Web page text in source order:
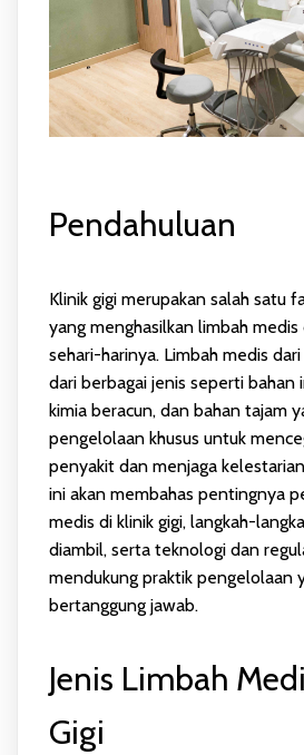
Pendahuluan
Klinik gigi merupakan salah satu
yang menghasilkan limbah
sehari-harinya. Limbah medis
dari berbagai jenis seperti bahan
kimia beracun, dan bahan tajam
pengelolaan khusus untuk
penyakit dan menjaga
ini akan membahas pentingnya
medis di klinik gigi, langkah-
diambil, serta teknologi dan
mendukung praktik pengelolaan
bertanggung jawab.
Jenis Limbah
Gigi